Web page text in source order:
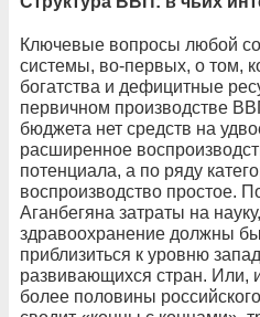
Ключевые вопросы любой
системы, во‑первых, о том,
богатства и дефицитные
первичном производстве
бюджета нет средств на
расширенное
потенциала, а по ряду
воспроизводство простое.
Аганбегяна затраты на
здравоохранение должны
приблизиться к уровню
развивающихся стран. Или,
более половины